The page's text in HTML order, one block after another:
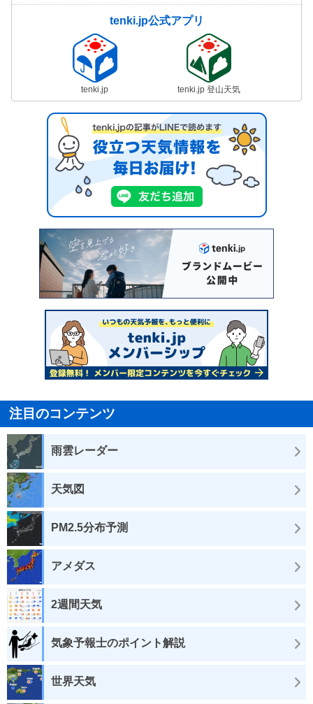
tenki.jp公式アプリ
tenki.jp tenki.jp 登山天気
注目のコンテンツ
雨雲レーダー
天気図
PM2.5分布予測
アメダス
2週間天気
気象予報士のポイント解説
世界天気